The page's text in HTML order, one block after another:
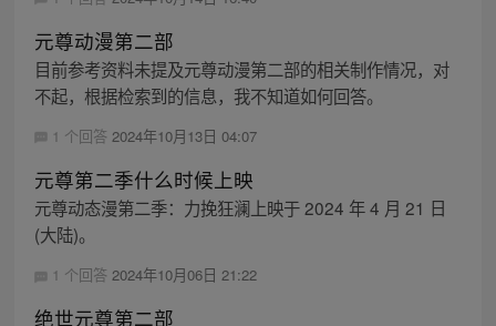
元尊动漫第二部
目前参考资料未提及元尊动漫第二部的相关制作情况，对
不起，根据检索到的信息，我不知道如何回答。
1 个回答 2024年10月13日 04:07
元尊第二季什么时候上映
元尊动态漫第二季：力挽狂澜上映于 2024 年 4 月 21 日
(大陆)。
1 个回答 2024年10月06日 21:22
绝世元尊第二部